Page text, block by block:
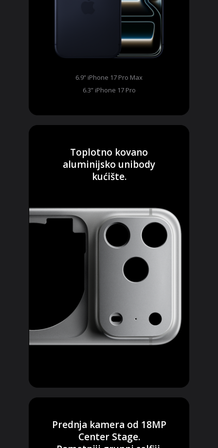
6.9” iPhone 17 Pro Max
6.3” iPhone 17 Pro
Toplotno kovano
aluminijsko unibody
kućište.
Prednja kamera od 18MP
Center Stage.